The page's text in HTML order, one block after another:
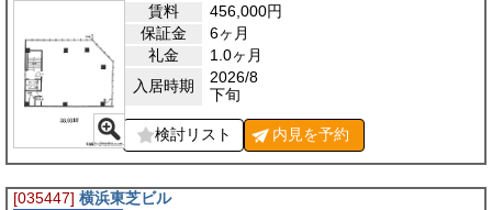
賃料
456,000円
保証金
6ヶ月
礼金
1.0ヶ月
入居時期
2026/8
下旬
検討リスト 内見を予約
[035447] 横浜東芝ビル